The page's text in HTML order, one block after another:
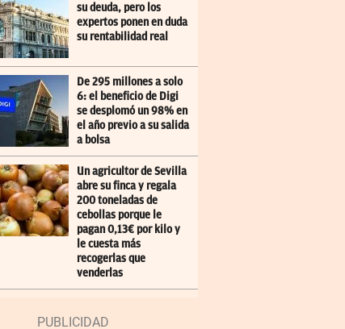
su deuda, pero los
expertos ponen en duda
su rentabilidad real
De 295 millones a solo
6: el beneficio de Digi
se desplomó un 98% en
el año previo a su salida
a bolsa
Un agricultor de Sevilla
abre su finca y regala
200 toneladas de
cebollas porque le
pagan 0,13€ por kilo y
le cuesta más
recogerlas que
venderlas